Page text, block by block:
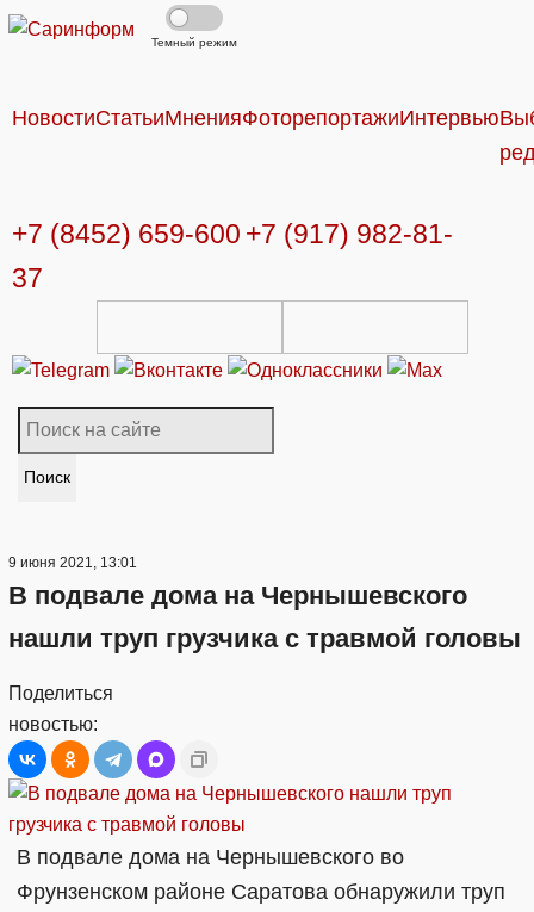
Темный режим
НовостиСтатьиМненияФоторепортажиИнтервью
+7 (8452) 659-600 +7 (917) 982-81-
37
Поиск
9 июня 2021, 13:01
В подвале дома на Чернышевского
нашли труп грузчика с травмой головы
Поделиться
новостью:
В подвале дома на Чернышевского во
Фрунзенском районе Саратова обнаружили труп